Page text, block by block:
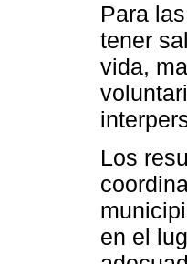
Para
tener
vida,
Los
en el